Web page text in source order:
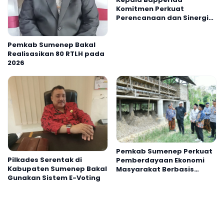
Pemkab Sumenep Bakal
Realisasikan 80 RTLH pada
2026
Komitmen Perkuat
Perencanaan dan Sinergi
Pilkades Serentak di
Kabupaten Sumenep Bakal
Gunakan Sistem E-Voting
Pemkab Sumenep Perkuat
Pemberdayaan Ekonomi
Masyarakat Berbasis